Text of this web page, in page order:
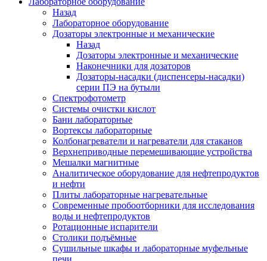
Назад
Лабораторное оборудование
Дозаторы электронные и механические
Назад
Дозаторы электронные и механические
Наконечники для дозаторов
Дозаторы-насадки (диспенсеры-насадки)
серии ПЭ на бутыли
Спектрофотометр
Системы очистки кислот
Бани лабораторные
Вортексы лабораторные
Колбонагреватели и нагреватели для стаканов
Верхнеприводные перемешивающие устройства
Мешалки магнитные
Аналитическое оборудование для нефтепродуктов
и нефти
Плиты лабораторные нагревательные
Современные пробоотборники для исследования
воды и нефтепродуктов
Ротационные испарители
Столики подъёмные
Сушильные шкафы и лабораторные муфельные
печи